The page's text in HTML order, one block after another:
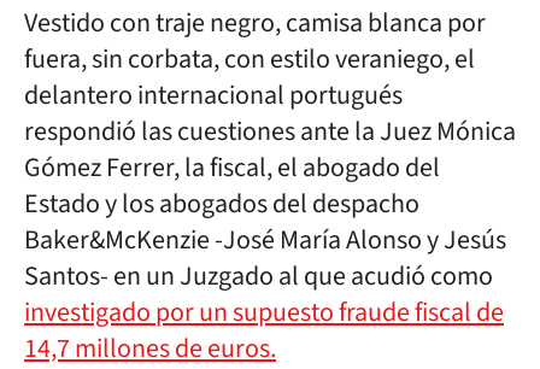
Vestido con traje negro, camisa blanca por
fuera, sin corbata, con estilo veraniego, el
delantero internacional portugués
respondió las cuestiones ante la Juez Mónica
Gómez Ferrer, la fiscal, el abogado del
Estado y los abogados del despacho
Baker&McKenzie -José María Alonso y Jesús
Santos- en un Juzgado al que acudió como
investigado por un supuesto fraude fiscal de
14,7 millones de euros.